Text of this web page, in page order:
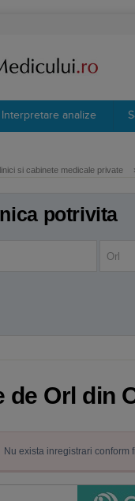
Interpretare analize
si cabinete medicale private
potrivita
Orl
de Orl din
Nu exista inregistrari